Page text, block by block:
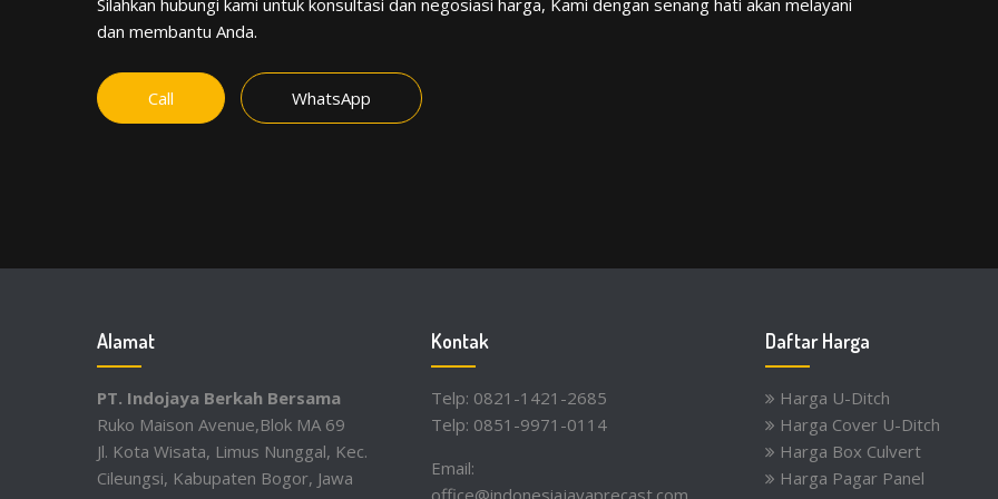
Silahkan hubungi kami untuk konsultasi dan negosiasi harga, Kami dengan senang hati akan melayani
dan membantu Anda.
Call WhatsApp
Alamat
PT. Indojaya Berkah Bersama
Ruko Maison Avenue,Blok MA 69
Jl. Kota Wisata, Limus Nunggal, Kec.
Cileungsi, Kabupaten Bogor, Jawa
Kontak
Telp: 0821-1421-2685
Telp: 0851-9971-0114
Email:
Daftar Harga
Harga U-Ditch
Harga Cover U-Ditch
Harga Box Culvert
Harga Pagar Panel